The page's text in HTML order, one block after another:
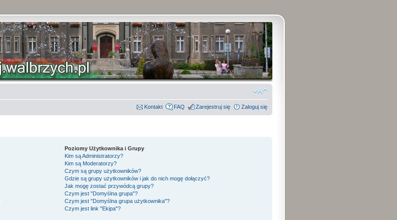
Kontakt FAQ Zarejestruj się Zaloguj się
Poziomy Użytkownika i Grupy
Kim są Administratorzy?
Kim są Moderatorzy?
Czym są grupy użytkowników?
Gdzie są grupy użytkowników i jak do nich mogę dołączyć?
Jak mogę zostać przywódcą grupy?
Czym jest "Domyślna grupa"?
Czym jest "Domyślna grupa użytkownika"?
Czym jest link "Ekipa"?